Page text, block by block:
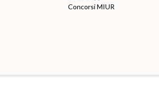
Concorsi MIUR